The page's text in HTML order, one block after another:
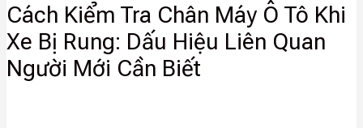
Cách Kiểm Tra Chân Máy Ô Tô Khi
Xe Bị Rung: Dấu Hiệu Liên Quan
Người Mới Cần Biết